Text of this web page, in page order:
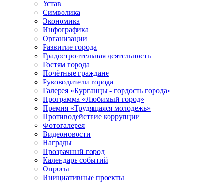
Устав
Символика
Экономика
Инфографика
Организации
Развитие города
Градостроительная деятельность
Гостям города
Почётные граждане
Руководители города
Галерея «Курганцы - гордость города»
Программа «Любимый город»
Премия «Трудящаяся молодежь»
Противодействие коррупции
Фотогалерея
Видеоновости
Награды
Прозрачный город
Календарь событий
Опросы
Инициативные проекты